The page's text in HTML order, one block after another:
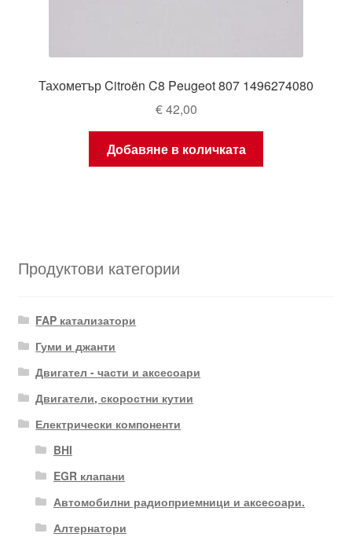
Тахометър Citroën C8 Peugeot 807 1496274080
€42,00
Добавяне в количката
Продуктови категории
FAP катализатори
Гуми и джанти
Двигател - части и аксесоари
Двигатели, скоростни кутии
Електрически компоненти
BHI
EGR клапани
Автомобилни радиоприемници и аксесоари.
Алтернатори